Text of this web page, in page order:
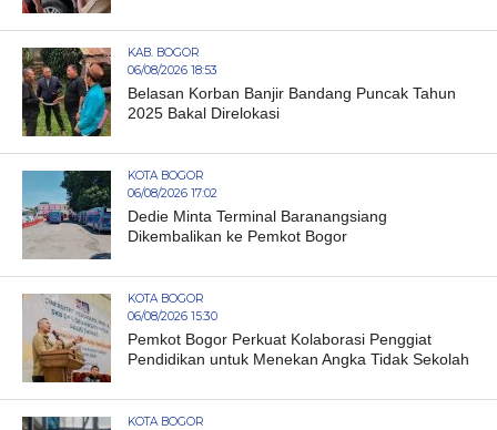
KAB. BOGOR
06/08/2026 18:53
Belasan Korban Banjir Bandang Puncak Tahun
2025 Bakal Direlokasi
KOTA BOGOR
06/08/2026 17:02
Dedie Minta Terminal Baranangsiang
Dikembalikan ke Pemkot Bogor
KOTA BOGOR
06/08/2026 15:30
Pemkot Bogor Perkuat Kolaborasi Penggiat
Pendidikan untuk Menekan Angka Tidak Sekolah
KOTA BOGOR